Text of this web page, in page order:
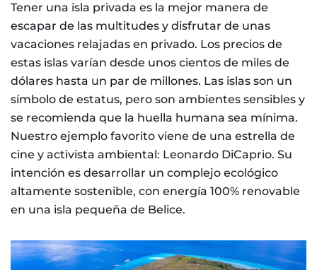
Tener una isla privada es la mejor manera de
escapar de las multitudes y disfrutar de unas
vacaciones relajadas en privado. Los precios de
estas islas varían desde unos cientos de miles de
dólares hasta un par de millones. Las islas son un
símbolo de estatus, pero son ambientes sensibles y
se recomienda que la huella humana sea mínima.
Nuestro ejemplo favorito viene de una estrella de
cine y activista ambiental: Leonardo DiCaprio. Su
intención es desarrollar un complejo ecológico
altamente sostenible, con energía 100% renovable
en una isla pequeña de Belice.